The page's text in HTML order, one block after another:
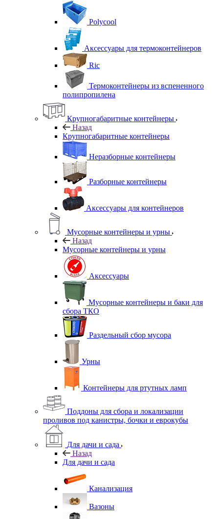
Polycool
Аксессуары для термоконтейнеров
Ric
Термоконтейнеры из вспененного
полипропилена
Крупногабаритные контейнеры
Назад
Крупногабаритные контейнеры
Неразборные контейнеры
Разборные контейнеры
Аксессуары для контейнеров
Мусорные контейнеры и урны
Назад
Мусорные контейнеры и урны
Аксессуары
Мусорные контейнеры и баки для
сбора ТКО
Раздельный сбор мусора
Урны
Контейнеры для ртутных ламп
Поддоны для сбора и локализации
проливов под канистры, бочки и еврокубы
Для дачи и сада
Назад
Для дачи и сада
Канализация
Вазоны